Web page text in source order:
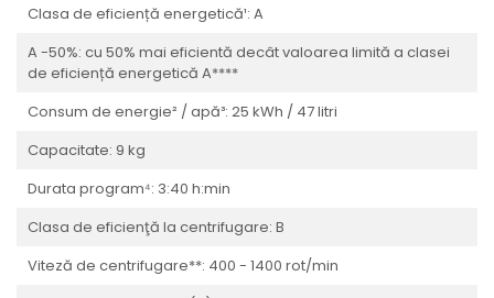
Clasa de eficiență energetică¹: A
A -50%: cu 50% mai eficientă decât valoarea limită a clasei
de eficiență energetică A****
Consum de energie² / apă³: 25 kWh / 47 litri
Capacitate: 9 kg
Durata program⁴: 3:40 h:min
Clasa de eficienţă la centrifugare: B
Viteză de centrifugare**: 400 - 1400 rot/min